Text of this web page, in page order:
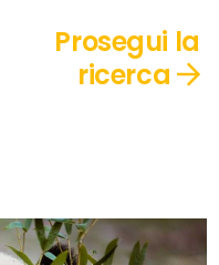
Prosegui la
ricerca